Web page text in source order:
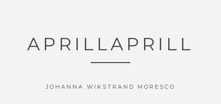
APRILLAPRILL
JOHANNA WIKSTRAND MORESCO